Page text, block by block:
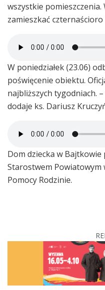
wszystkie pomieszczenia.
zamieszkać czternaścioro
W poniedziałek (23.06)
poświęcenie obiektu.
najbliższych tygodniach.
dodaje ks. Dariusz
Dom dziecka w
Starostwem Powiatowym
Pomocy Rodzinie.